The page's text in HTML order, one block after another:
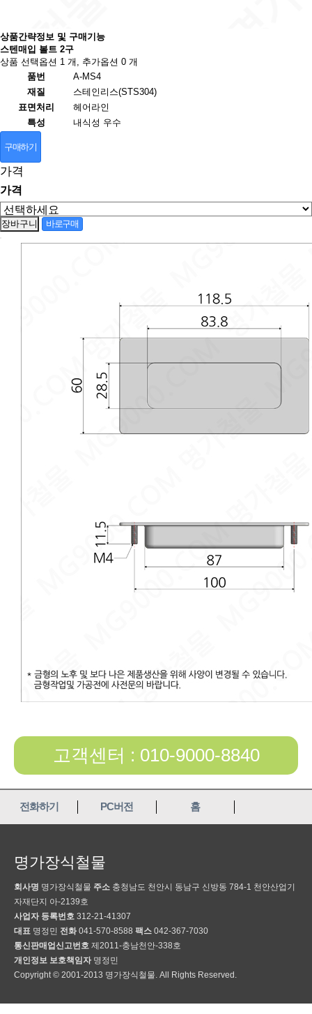
상품간략정보 및 구매기능
스텐매입 볼트 2구
상품 선택옵션 1 개, 추가옵션 0 개
품번
A-MS4
재질
스테인리스(STS304)
표면처리
헤어라인
특성
내식성 우수
구매하기
가격
가격
고객센터 : 010-9000-8840
전화하기 PC버전 홈
명가장식철물
회사명 명가장식철물 주소 충청남도 천안시 동남구 신방동 784-1 천안산업기
자재단지 아-2139호
사업자 등록번호 312-21-41307
대표 명정민 전화 041-570-8588 팩스 042-367-7030
통신판매업신고번호 제2011-충남천안-338호
개인정보 보호책임자 명정민
Copyright © 2001-2013 명가장식철물. All Rights Reserved.